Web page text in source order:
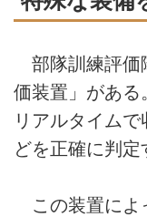
部隊訓練評価
価装置」がある
リアルタイム
どを正確に判定
この装置によ